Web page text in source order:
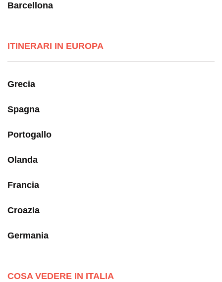
Barcellona
ITINERARI IN EUROPA
Grecia
Spagna
Portogallo
Olanda
Francia
Croazia
Germania
COSA VEDERE IN ITALIA